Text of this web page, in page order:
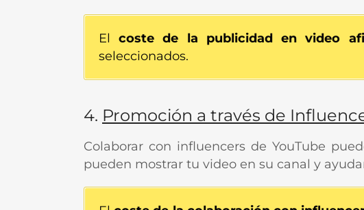
Elcoste de la publicidad en video
seleccionados.
4. Promoción a través de
Colaborar con influencers de YouTube
pueden mostrar tu video en su canal y